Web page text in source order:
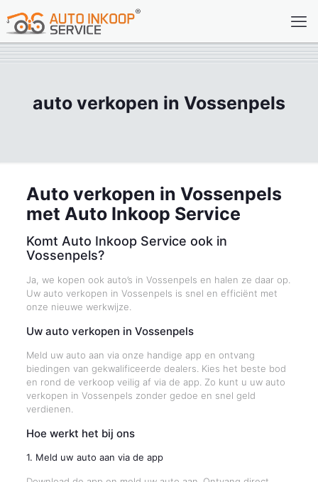
auto verkopen in Vossenpels
Auto verkopen in Vossenpels
met Auto Inkoop Service
Komt Auto Inkoop Service ook in
Vossenpels?
Ja, we kopen ook auto’s in Vossenpels en halen ze daar op.
Uw auto verkopen in Vossenpels is snel en efficiënt met
onze nieuwe werkwijze.
Uw auto verkopen in Vossenpels
Meld uw auto aan via onze handige app en ontvang
biedingen van gekwalificeerde dealers. Kies het beste bod
en rond de verkoop veilig af via de app. Zo kunt u uw auto
verkopen in Vossenpels zonder gedoe en snel geld
verdienen.
Hoe werkt het bij ons
1. Meld uw auto aan via de app